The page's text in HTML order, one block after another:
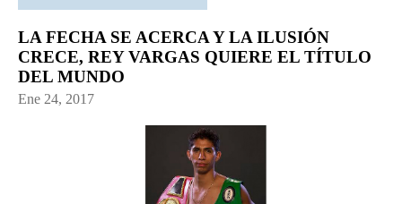
LA FECHA SE ACERCA Y LA ILUSIÓN
CRECE, REY VARGAS QUIERE EL TÍTULO
DEL MUNDO
Ene 24, 2017